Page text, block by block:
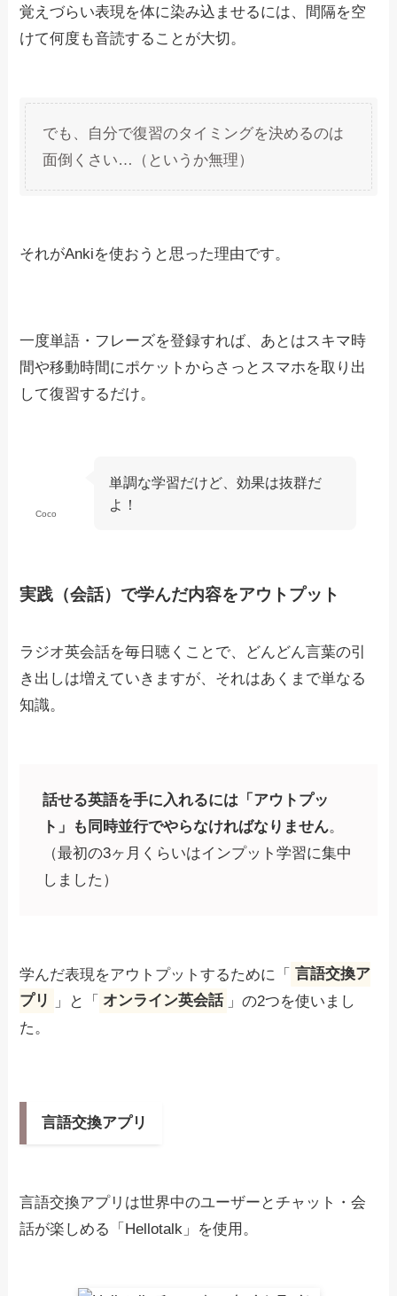
覚えづらい表現を体に染み込ませるには、間隔を空
けて何度も音読することが大切。
でも、自分で復習のタイミングを決めるのは
面倒くさい…（というか無理）
それがAnkiを使おうと思った理由です。
一度単語・フレーズを登録すれば、あとはスキマ時
間や移動時間にポケットからさっとスマホを取り出
して復習するだけ。
Coco
単調な学習だけど、効果は抜群だ
よ！
実践（会話）で学んだ内容をアウトプット
ラジオ英会話を毎日聴くことで、どんどん言葉の引
き出しは増えていきますが、それはあくまで単なる
知識。
話せる英語を手に入れるには「アウトプッ
ト」も同時並行でやらなければなりません。
（最初の3ヶ月くらいはインプット学習に集中
しました）
学んだ表現をアウトプットするために「 言語交換ア
プリ
」と「 オンライン英会話 」の2つを使いまし
た。
言語交換アプリ
言語交換アプリは世界中のユーザーとチャット・会
話が楽しめる「Hellotalk」を使用。